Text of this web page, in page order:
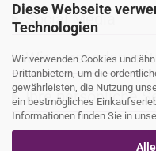
Diese Webseite
Technologien
Wir verwenden Cookies und
Drittanbietern, um die
gewährleisten, die Nutzung
ein bestmögliches
Informationen finden Sie in
Social Media
Wir versenden mit
Ihre persönliche